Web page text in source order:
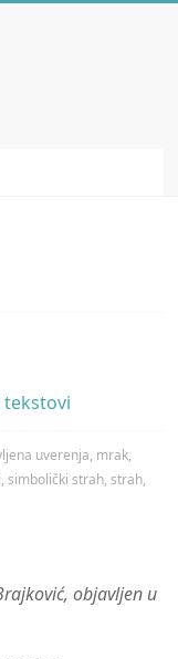
tekstovi
uverenja, mrak,
,simbolički strah,strah,
objavljen u